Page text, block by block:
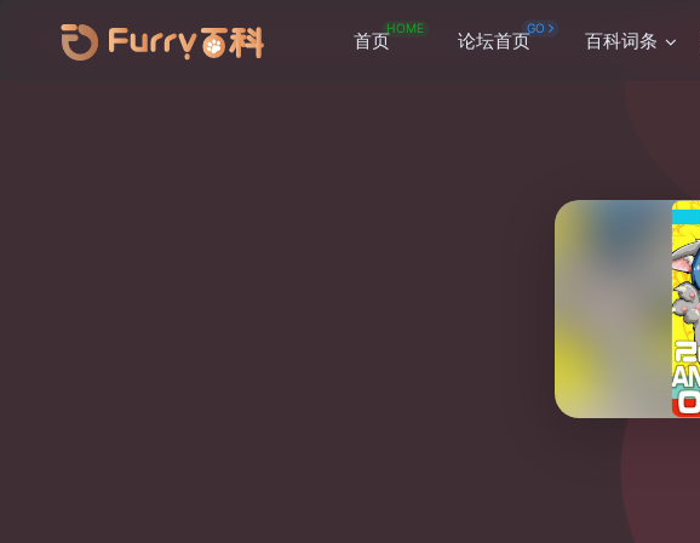
首页
HOME
论坛首页GO 百科词条